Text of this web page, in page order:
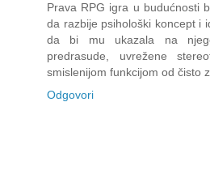
Prava RPG igra u budućnosti
da razbije psihološki koncept i
da bi mu ukazala na
predrasude, uvrežene
smislenijom funkcijom od čisto
Odgovori